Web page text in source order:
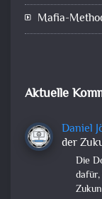
Mafia-
Aktuelle
Daniel
der
Die